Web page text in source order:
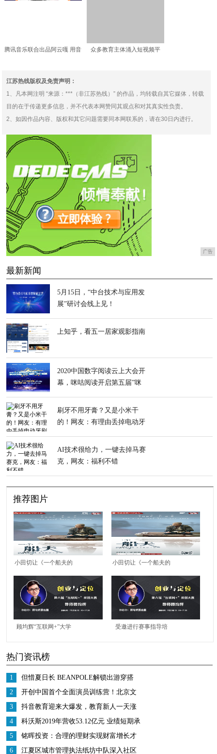
腾讯音乐联合出品阿云嘎 用音
众多教育主体涌入短视频平
江苏热线版权及免责声明：
1、凡本网注明 “来源：***（非江苏热线）” 的作品，均转载自其它媒体，转载
目的在于传递更多信息，并不代表本网赞同其观点和对其真实性负责。
2、如因作品内容、版权和其它问题需要同本网联系的，请在30日内进行。
广告
最新新闻
5月15日，“中台技术与应用发
展”研讨会线上见！
上知乎，看五一居家观影指南
2020中国数字阅读云上大会开
幕，咪咕阅读开启第五届”咪
刷牙不用牙膏？又是小米干
的！网友：有理由丢掉电动牙
AI技术很给力，一键去掉马赛
克，网友：福利不错
推荐图片
小田切让《一个船夫的
故事》欢喜首映APP独
播，极致美学疗愈人心
小田切让《一个船夫的
故事》欢喜首映APP独
播，极致美学疗愈人心
顾均辉“互联网+”大学
导培训会预告：巧用定
受邀进行赛事指导培
热门资讯榜
1
但惜夏日长 BEANPOLE解锁出游穿搭
2
开创中国首个全面演员训练营！北京文
化或将再发爆款！
3
抖音教育迎来大爆发，教育新人一天涨
粉200万
4
科沃斯2019年营收53.12亿元 业绩短期承
压 战略调整成效显著
5
铭晖投资：合理的理财实现财富增长才
是王道
6 江夏区城市管理执法纸坊中队深入社区